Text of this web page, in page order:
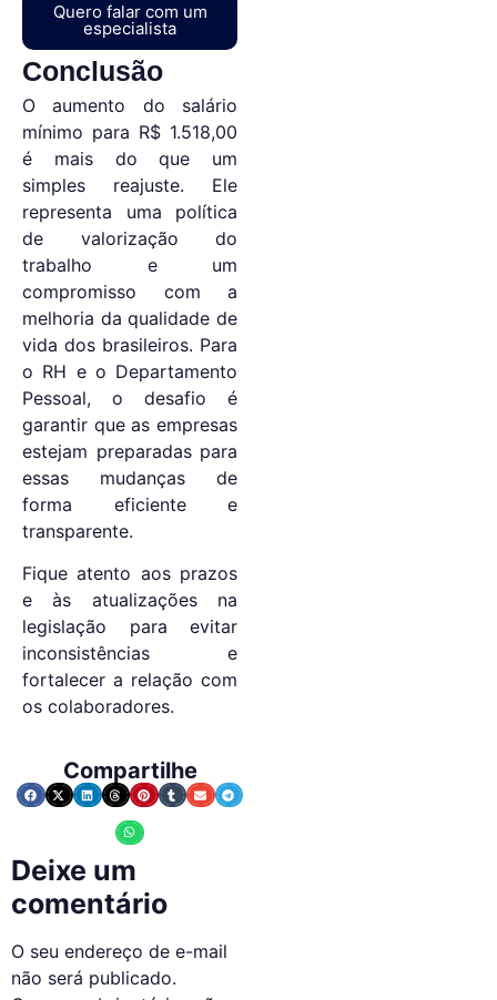
Quero falar com um
especialista
Conclusão
O aumento do salário
mínimo para R$ 1.518,00
é mais do que um
simples reajuste. Ele
representa uma política
de valorização do
trabalho e um
compromisso com a
melhoria da qualidade de
vida dos brasileiros. Para
o RH e o Departamento
Pessoal, o desafio é
garantir que as empresas
estejam preparadas para
essas mudanças de
forma eficiente e
transparente.
Fique atento aos prazos
e às atualizações na
legislação para evitar
inconsistências e
fortalecer a relação com
os colaboradores.
Compartilhe
Deixe um
comentário
O seu endereço de e-mail
não será publicado.